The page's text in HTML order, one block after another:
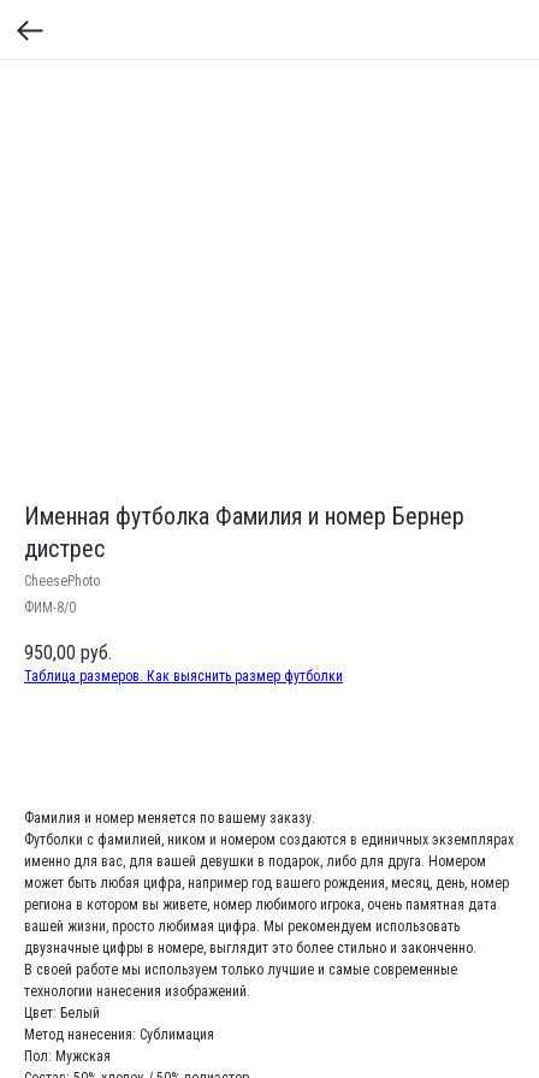
Именная футболка Фамилия и номер Бернер
дистрес
CheesePhoto
ФИМ-8/0
950,00 руб.
Таблица размеров. Как выяснить размер футболки
Фамилия и номер меняется по вашему заказу.
Футболки с фамилией, ником и номером создаются в единичных экземплярах
именно для вас, для вашей девушки в подарок, либо для друга. Номером
может быть любая цифра, например год вашего рождения, месяц, день, номер
региона в котором вы живете, номер любимого игрока, очень памятная дата
вашей жизни, просто любимая цифра. Мы рекомендуем использовать
двузначные цифры в номере, выглядит это более стильно и законченно.
В своей работе мы используем только лучшие и самые современные
технологии нанесения изображений.
Цвет: Белый
Метод нанесения: Сублимация
Пол: Мужская